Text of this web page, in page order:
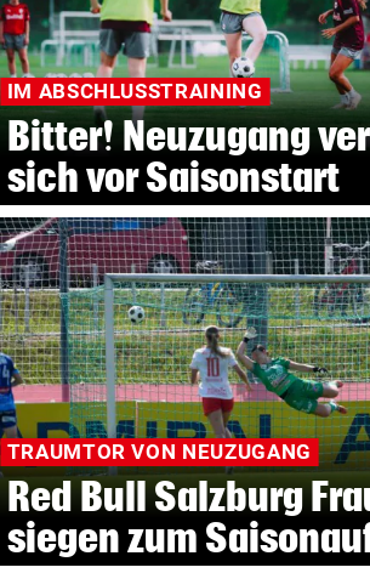
IM ABSCHLUSSTRAINING
Bitter! Neuzugang
sich vor Saisonstart
TRAUMTOR VON NEUZUGANG
Red Bull Salzburg
siegen zum